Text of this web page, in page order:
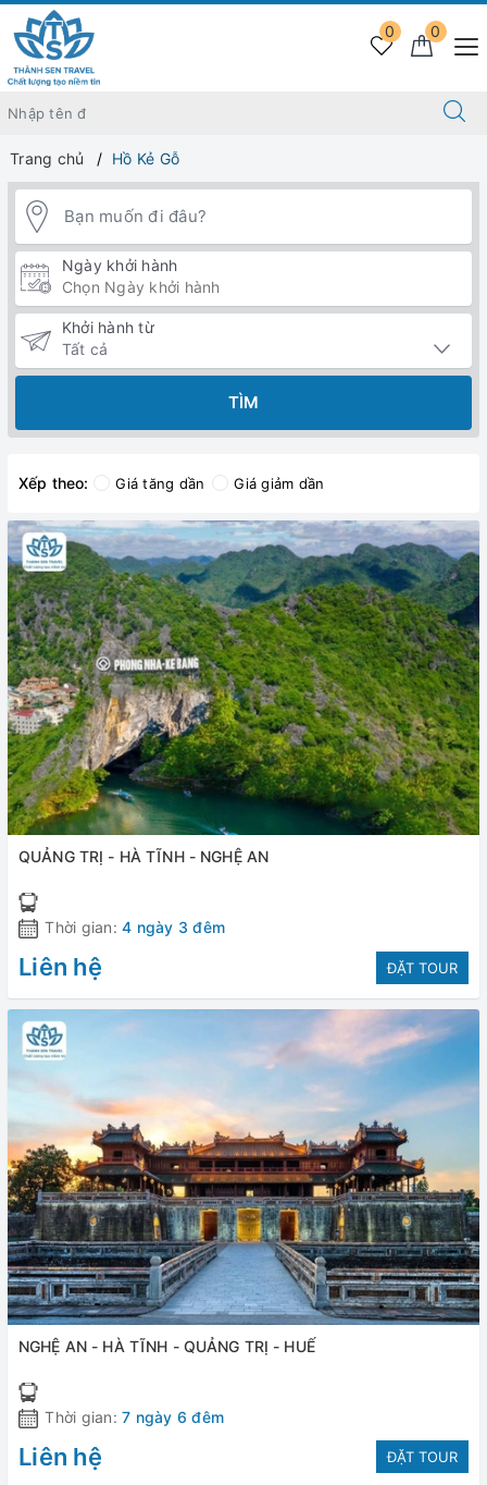
0
0
Trang chủ Hồ Kẻ Gỗ
Ngày khởi hành
Khởi hành từ
TÌM
Xếp theo: Giá tăng dần Giá giảm dần
QUẢNG TRỊ - HÀ TĨNH - NGHỆ AN
Thời gian: 4 ngày 3 đêm
Liên hệ ĐẶT TOUR
NGHỆ AN - HÀ TĨNH - QUẢNG TRỊ - HUẾ
Thời gian: 7 ngày 6 đêm
Liên hệ ĐẶT TOUR